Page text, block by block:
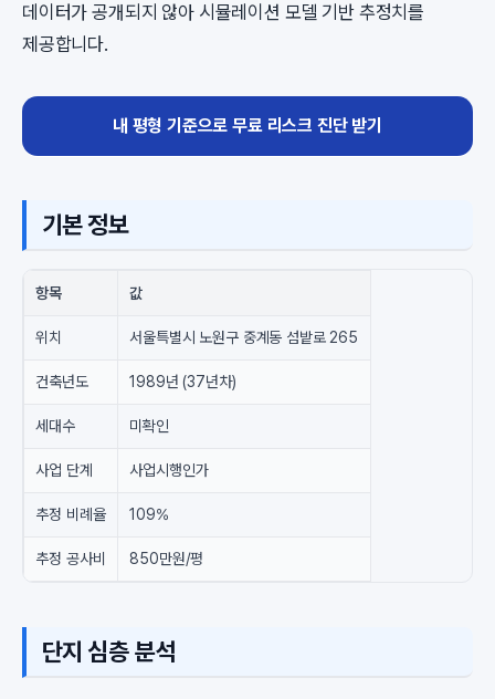
데이터가 공개되지 않아 시뮬레이션 모델 기반 추정치를
제공합니다.
내 평형 기준으로 무료 리스크 진단 받기
기본 정보
항목 값
위치 서울특별시 노원구 중계동 섬밭로 265
건축년도 1989년 (37년차)
세대수 미확인
사업 단계 사업시행인가
추정 비례율 109%
추정 공사비 850만원/평
단지 심층 분석